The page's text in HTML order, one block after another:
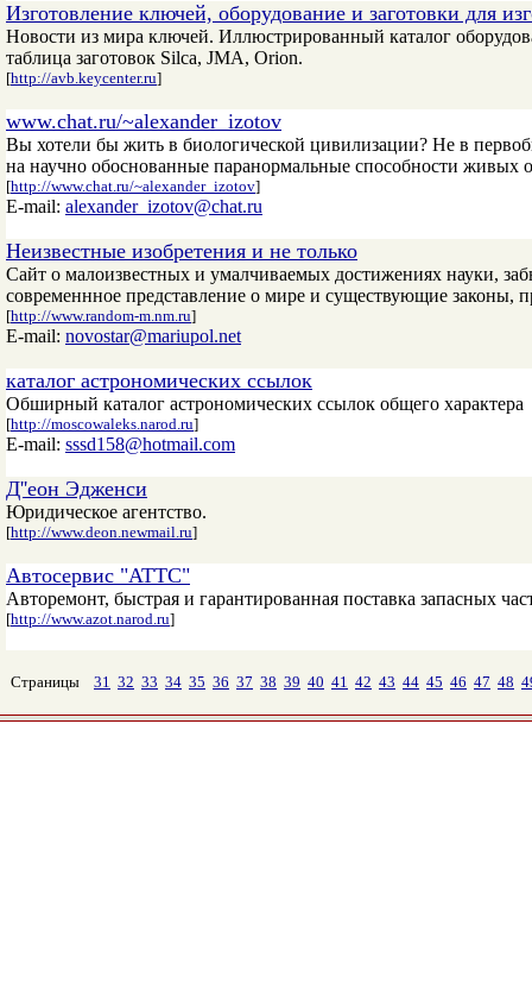
Изготовление ключей, оборудование и заготовки для
Новости из мира ключей. Иллюстрированный каталог
таблица заготовок Silca, JMA, Orion.
[http://avb.keycenter.ru]
www.chat.ru/~alexander_izotov
Вы хотели бы жить в биологической цивилизации? Не в
на научно обоснованные паранормальные способности живых
[http://www.chat.ru/~alexander_izotov]
E-mail: alexander_izotov@chat.ru
Неизвестные изобретения и не только
Сайт о малоизвестных и умалчиваемых достижениях науки,
современнное представление о мире и существующие законы,
[http://www.random-m.nm.ru]
E-mail: novostar@mariupol.net
каталог астрономических ссылок
Обширный каталог астрономических ссылок общего характера
[http://moscowaleks.narod.ru]
E-mail: sssd158@hotmail.com
Д''еон Эдженси
Юридическое агентство.
[http://www.deon.newmail.ru]
Автосервис "АТТС"
Авторемонт, быстрая и гарантированная поставка запасных
[http://www.azot.narod.ru]
Страницы 31 32 33 34 35 36 37 38 39 40 41 42 43 44 45 46 47 48